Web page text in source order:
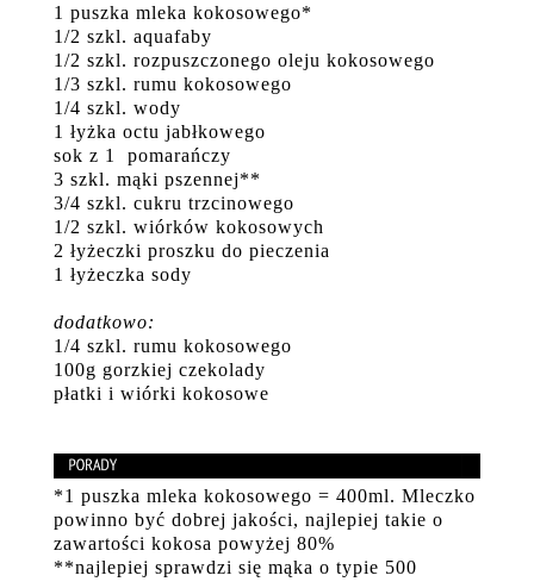
1 puszka mleka kokosowego*
1/2 szkl. aquafaby
1/2 szkl. rozpuszczonego oleju kokosowego
1/3 szkl. rumu kokosowego
1/4 szkl. wody
1 łyżka octu jabłkowego
sok z 1 pomarańczy
3 szkl. mąki pszennej**
3/4 szkl. cukru trzcinowego
1/2 szkl. wiórków kokosowych
2 łyżeczki proszku do pieczenia
1 łyżeczka sody
dodatkowo:
1/4 szkl. rumu kokosowego
100g gorzkiej czekolady
płatki i wiórki kokosowe
*1 puszka mleka kokosowego = 400ml. Mleczko
powinno być dobrej jakości, najlepiej takie o
zawartości kokosa powyżej 80%
**najlepiej sprawdzi się mąka o typie 500